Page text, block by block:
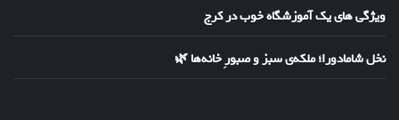
ویژگی های یک آموزشگاه خوب در کرج
نخل شامادورا؛ ملکه‌ی سبز و صبورِ خانه‌ها 🌿